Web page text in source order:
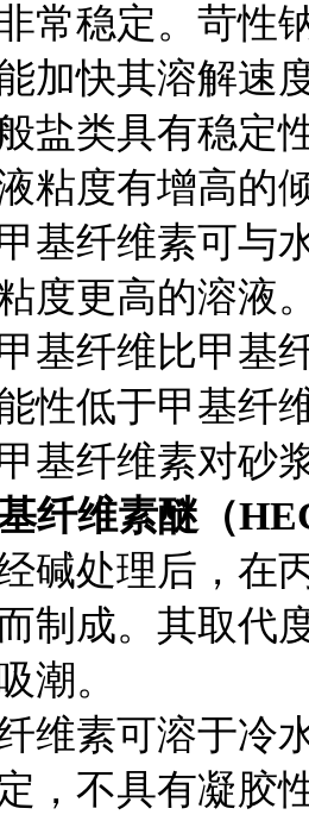
常稳定。苛性
加快其溶解速
盐类具有稳定
粘度有增高的
基纤维素可与
度更高的溶液
基纤维比甲基
性低于甲基纤
基纤维素对砂
纤维素醚（
碱处理后，在
制成。其取代
潮。
维素可溶于冷
，不具有凝胶